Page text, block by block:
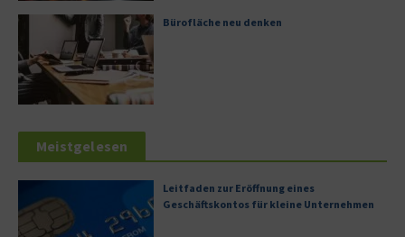
Bürofläche neu denken
Meistgelesen
Leitfaden zur Eröffnung eines
Geschäftskontos für kleine Unternehmen